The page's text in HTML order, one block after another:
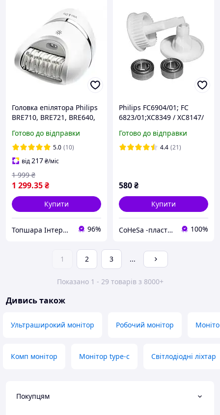
Головка епілятора Philips
BRE710, BRE721, BRE640,
Готово до відправки
5.0 (10)
від217₴/міс
1 299.35₴
1 999 ₴
Купити
Топшара Інтернет-магазин 96%
Philips FC6904/01; FC
6823/01;XC8349 / XC8147/
комплект для фіксації
щітки пилососу
Готово до відправки
4.4 (21)
580₴
Купити
CoHeSa -пластикові запчастини до побутової техніки,автомобілів та ін.3D друк та ливарне виробництво 100%
1 2 3 ...
Показано 1 - 29 товарів з 8000+
Дивись також
Ультраширокий монітор Робочий монітор
Комп монітор Монітор type-c Світлодіодні ліхтар
Покупцям